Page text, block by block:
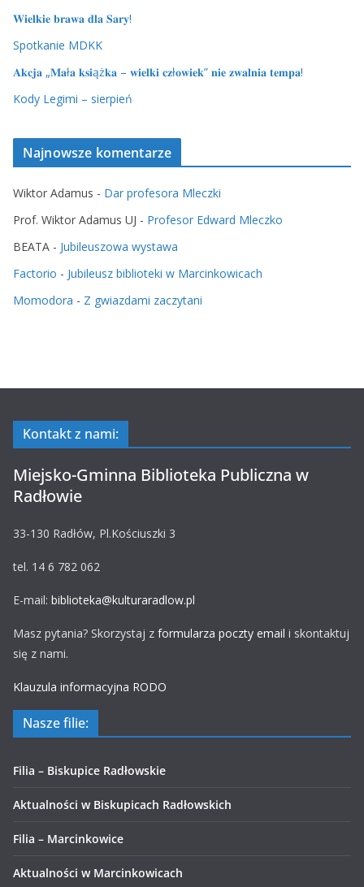
𝐖𝐢𝐞𝐥𝐤𝐢𝐞 𝐛𝐫𝐚𝐰𝐚 𝐝𝐥𝐚 𝐒𝐚𝐫𝐲!
Spotkanie MDKK
𝐀𝐤𝐜𝐣𝐚 „𝐌𝐚ł𝐚 𝐤𝐬𝐢ąż𝐤𝐚 – 𝐰𝐢𝐞𝐥𝐤𝐢 𝐜𝐳ł𝐨𝐰𝐢𝐞𝐤” 𝐧𝐢𝐞 𝐳𝐰𝐚𝐥𝐧𝐢𝐚 𝐭𝐞𝐦𝐩𝐚!
Kody Legimi – sierpień
Najnowsze komentarze
Wiktor Adamus - Dar profesora Mleczki
Prof. Wiktor Adamus UJ - Profesor Edward Mleczko
BEATA - Jubileuszowa wystawa
Factorio - Jubileusz biblioteki w Marcinkowicach
Momodora - Z gwiazdami zaczytani
Kontakt z nami:
Miejsko-Gminna Biblioteka Publiczna w
Radłowie
33-130 Radłów, Pl.Kościuszki 3
tel. 14 6 782 062
E-mail: biblioteka@kulturaradlow.pl
Masz pytania? Skorzystaj z formularza poczty email i skontaktuj
się z nami.
Klauzula informacyjna RODO
Nasze filie:
Filia – Biskupice Radłowskie
Aktualności w Biskupicach Radłowskich
Filia – Marcinkowice
Aktualności w Marcinkowicach